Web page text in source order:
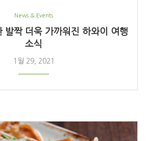
News & Events
발짝 더욱 가까워진 하와이 여행
소식
1월 29, 2021